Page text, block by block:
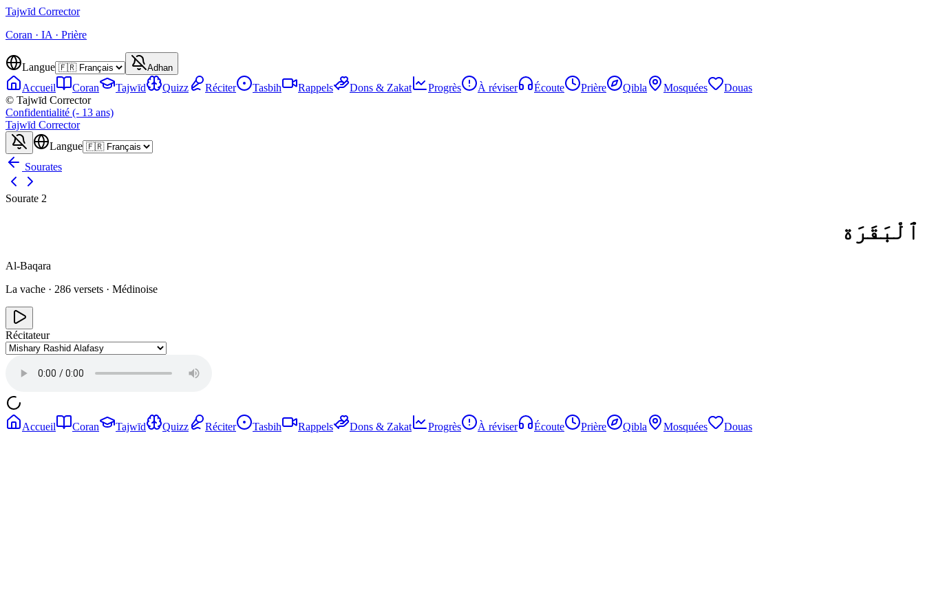
Tajwīd Corrector
Coran · IA · Prière
Langue Adhan
Accueil Coran Tajwīd Quizz Réciter Tasbih Rappels Dons & Zakat Progrès À réviser Écoute Prière Qibla Mosquées
Douas
© Tajwīd Corrector
Confidentialité (- 13 ans)
Tajwīd Corrector
Langue
Sourates
Sourate 2
ٱلْبَقَرَة
Al-Baqara
La vache · 286 versets · Médinoise
Récitateur
Accueil Coran Tajwīd Quizz Réciter Tasbih Rappels Dons & Zakat Progrès À réviser Écoute Prière Qibla Mosquées Douas